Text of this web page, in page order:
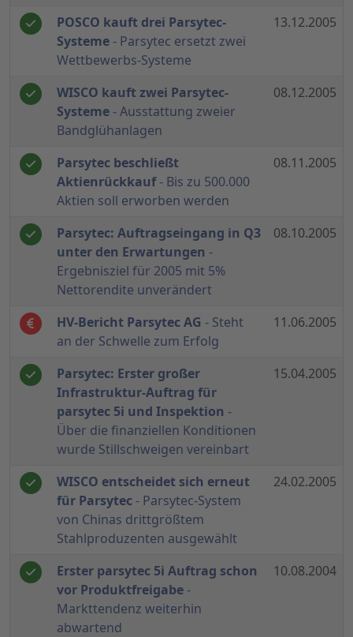
POSCO kauft drei Parsytec-
Systeme- Parsytec ersetzt zwei
Wettbewerbs-Systeme
13.12.2005
WISCO kauft zwei Parsytec-
Systeme - Ausstattung zweier
Bandglühanlagen
08.12.2005
Parsytec beschließt
Aktienrückkauf- Bis zu 500.000
Aktien soll erworben werden
08.11.2005
Parsytec: Auftragseingang in Q3
unter den Erwartungen -
Ergebnisziel für 2005 mit 5%
Nettorendite unverändert
08.10.2005
HV-Bericht Parsytec AG - Steht
an der Schwelle zum Erfolg
11.06.2005
Parsytec: Erster großer
Infrastruktur-Auftrag für
parsytec 5i und Inspektion -
Über die finanziellen Konditionen
wurde Stillschweigen vereinbart
15.04.2005
WISCO entscheidet sich erneut
für Parsytec- Parsytec-System
von Chinas drittgrößtem
Stahlproduzenten ausgewählt
24.02.2005
Erster parsytec 5i Auftrag schon
vor Produktfreigabe -
Markttendenz weiterhin
abwartend
10.08.2004